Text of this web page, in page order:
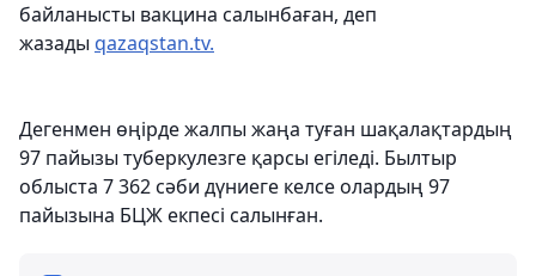
байланысты вакцина салынбаған, деп
жазады qazaqstan.tv.
Дегенмен өңірде жалпы жаңа туған шақалақтардың
97 пайызы туберкулезге қарсы егіледі. Былтыр
облыста 7 362 сәби дүниеге келсе олардың 97
пайызына БЦЖ екпесі салынған.